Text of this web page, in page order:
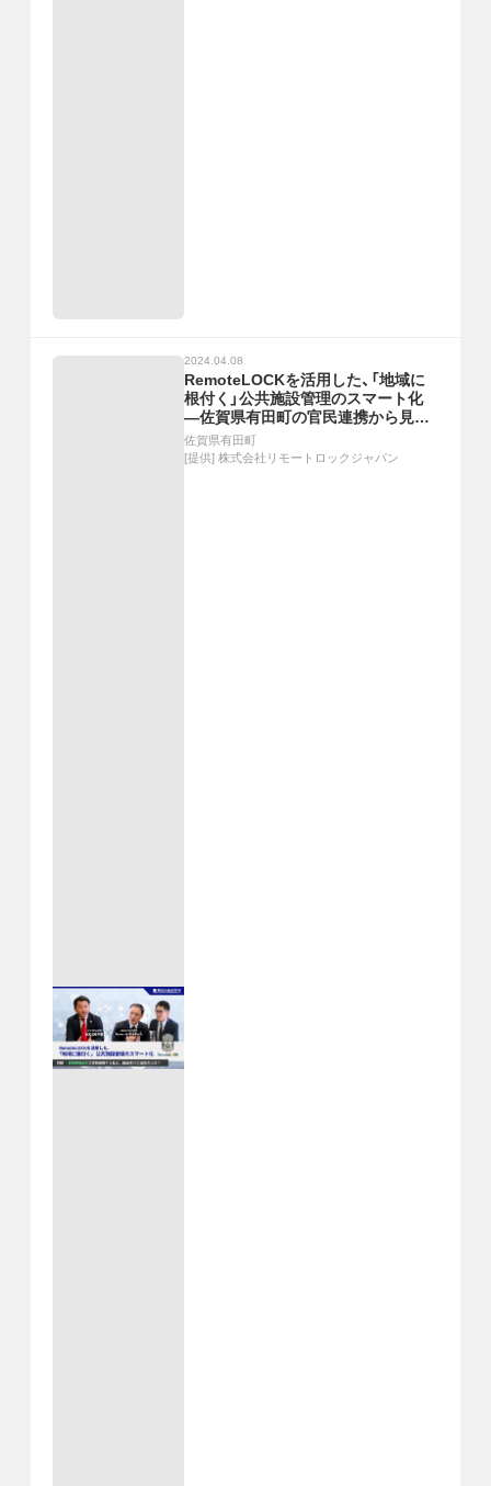
2024.04.08
RemoteLOCKを活用した、「地域に
根付く」公共施設管理のスマート化
―佐賀県有田町の官民連携から見る、
自治体DXの進め方とは？―
佐賀県有田町
[提供] 株式会社リモートロックジャパン